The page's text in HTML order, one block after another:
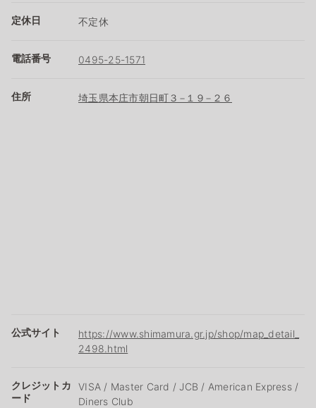
定休日 不定休
電話番号 0495-25-1571
住所 埼玉県本庄市朝日町３−１９−２６
公式サイト
https://www.shimamura.gr.jp/shop/map_detail_
2498.html
クレジットカ
ード
VISA / Master Card / JCB / American Express /
Diners Club